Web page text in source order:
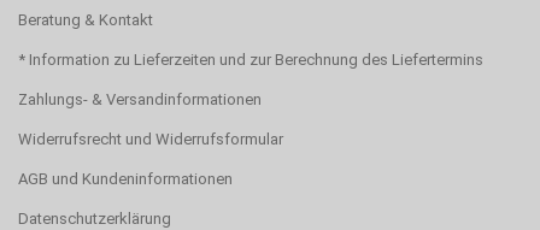
Beratung & Kontakt
* Information zu Lieferzeiten und zur Berechnung des Liefertermins
Zahlungs- & Versandinformationen
Widerrufsrecht und Widerrufsformular
AGB und Kundeninformationen
Datenschutzerklärung